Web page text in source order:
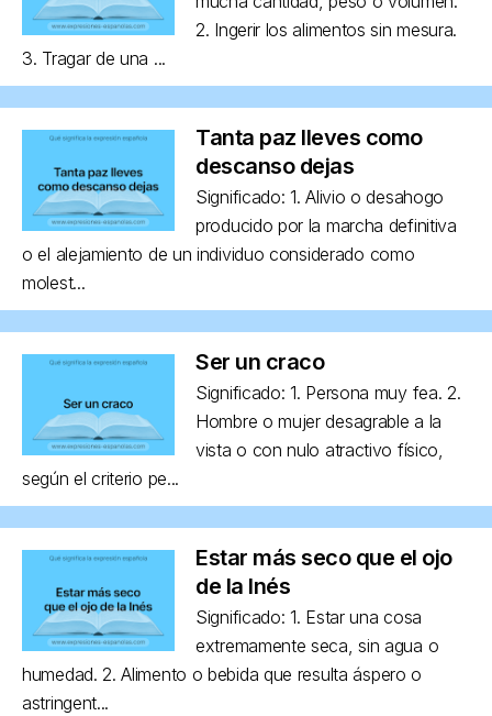
2. Ingerir los alimentos sin mesura.
3. Tragar de una ...
Tanta paz lleves como
descanso dejas
Significado: 1. Alivio o desahogo
producido por la marcha definitiva
o el alejamiento de un individuo considerado como
molest...
Ser un craco
Significado: 1. Persona muy fea. 2.
Hombre o mujer desagrable a la
vista o con nulo atractivo físico,
según el criterio pe...
Estar más seco que el ojo
de la Inés
Significado: 1. Estar una cosa
extremamente seca, sin agua o
humedad. 2. Alimento o bebida que resulta áspero o
astringent...